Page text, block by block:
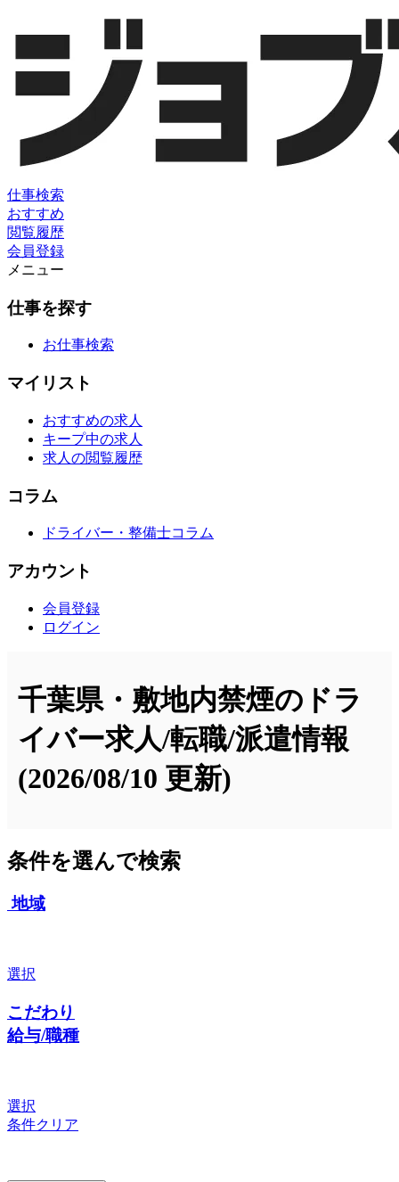
仕事検索
おすすめ
閲覧履歴
会員登録
メニュー
仕事を探す
お仕事検索
マイリスト
おすすめの求人
キープ中の求人
求人の閲覧履歴
コラム
ドライバー・整備士コラム
アカウント
会員登録
ログイン
千葉県・敷地内禁煙のドラ
イバー求人/転職/派遣情報
(2026/08/10 更新)
条件を選んで検索
地域
選択
こだわり
給与/職種
選択
条件クリア